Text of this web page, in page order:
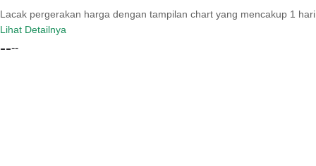
Lacak pergerakan harga dengan tampilan chart yang mencakup 1
Lihat Detailnya
----